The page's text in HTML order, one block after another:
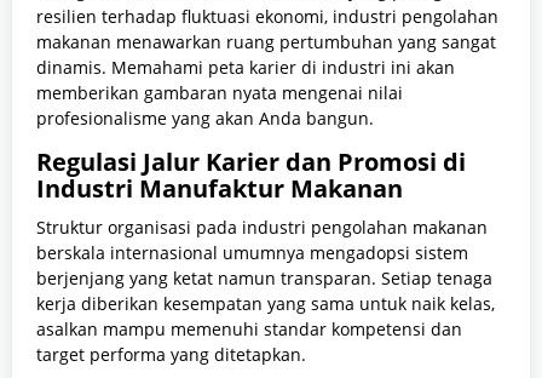
resilien terhadap fluktuasi ekonomi, industri pengolahan
makanan menawarkan ruang pertumbuhan yang sangat
dinamis. Memahami peta karier di industri ini akan
memberikan gambaran nyata mengenai nilai
profesionalisme yang akan Anda bangun.
Regulasi Jalur Karier dan Promosi di
Industri Manufaktur Makanan
Struktur organisasi pada industri pengolahan makanan
berskala internasional umumnya mengadopsi sistem
berjenjang yang ketat namun transparan. Setiap tenaga
kerja diberikan kesempatan yang sama untuk naik kelas,
asalkan mampu memenuhi standar kompetensi dan
target performa yang ditetapkan.